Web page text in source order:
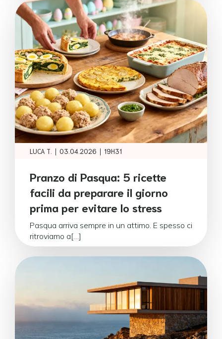
LUCA T. | 03.04.2026 | 19H31
Pranzo di Pasqua: 5 ricette
facili da preparare il giorno
prima per evitare lo stress
Pasqua arriva sempre in un attimo. E spesso ci
ritroviamo a[…]